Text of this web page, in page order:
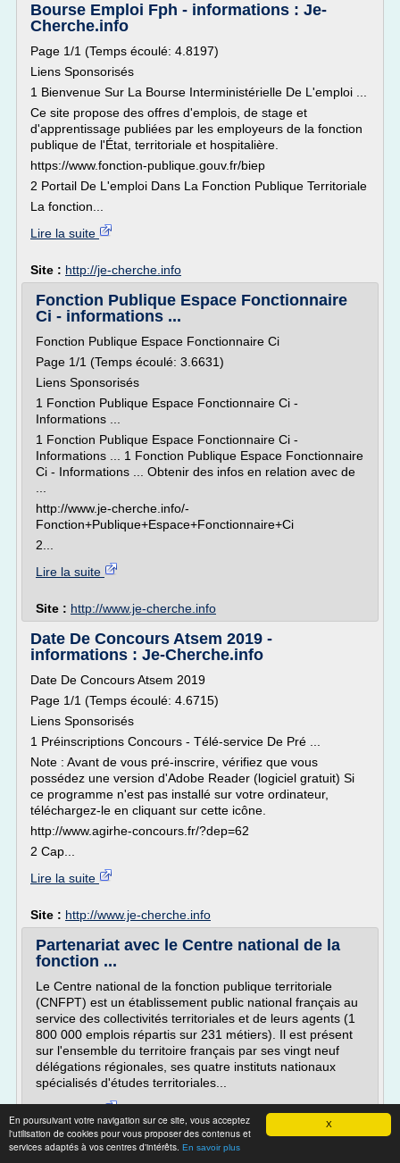
X
En poursuivant votre navigation sur ce site, vous acceptez
l'utilisation de cookies pour vous proposer des contenus et
services adaptés à vos centres d'intérêts. En savoir plus
Bourse Emploi Fph - informations : Je-
Cherche.info
Page 1/1 (Temps écoulé: 4.8197)
Liens Sponsorisés
1 Bienvenue Sur La Bourse Interministérielle De L'emploi ...
Ce site propose des offres d'emplois, de stage et
d'apprentissage publiées par les employeurs de la fonction
publique de l'État, territoriale et hospitalière.
https://www.fonction-publique.gouv.fr/biep
2 Portail De L'emploi Dans La Fonction Publique Territoriale
La fonction...
Lire la suite
Site : http://je-cherche.info
Fonction Publique Espace Fonctionnaire
Ci - informations ...
Fonction Publique Espace Fonctionnaire Ci
Page 1/1 (Temps écoulé: 3.6631)
Liens Sponsorisés
1 Fonction Publique Espace Fonctionnaire Ci -
Informations ...
1 Fonction Publique Espace Fonctionnaire Ci -
Informations ... 1 Fonction Publique Espace Fonctionnaire
Ci - Informations ... Obtenir des infos en relation avec de
http://www.je-cherche.info/-
Fonction+Publique+Espace+Fonctionnaire+Ci
2...
Lire la suite
Site : http://www.je-cherche.info
Date De Concours Atsem 2019 -
informations : Je-Cherche.info
Date De Concours Atsem 2019
Page 1/1 (Temps écoulé: 4.6715)
Liens Sponsorisés
1 Préinscriptions Concours - Télé-service De Pré ...
Note : Avant de vous pré-inscrire, vérifiez que vous
possédez une version d'Adobe Reader (logiciel gratuit) Si
ce programme n'est pas installé sur votre ordinateur,
téléchargez-le en cliquant sur cette icône.
http://www.agirhe-concours.fr/?dep=62
2 Cap...
Lire la suite
Site : http://www.je-cherche.info
Partenariat avec le Centre national de la
fonction ...
Le Centre national de la fonction publique territoriale
(CNFPT) est un établissement public national français au
service des collectivités territoriales et de leurs agents (1
800 000 emplois répartis sur 231 métiers). Il est présent
sur l'ensemble du territoire français par ses vingt neuf
délégations régionales, ses quatre instituts nationaux
spécialisés d'études territoriales...
Site :http://www.espaces-transfrontaliers.org